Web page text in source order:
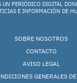
UN PERIÓDICO DIGITAL
E INFORMACIÓN DE
SOBRE NOSOTROS
CONTACTO
AVISO LEGAL
GENERALES